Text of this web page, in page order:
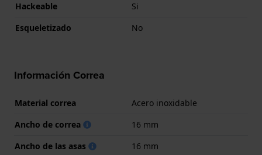
Hackeable
Si
Esqueletizado
No
Información Correa
Material correa
Acero inoxidable
Ancho de correa
16 mm
Ancho de las asas
16 mm